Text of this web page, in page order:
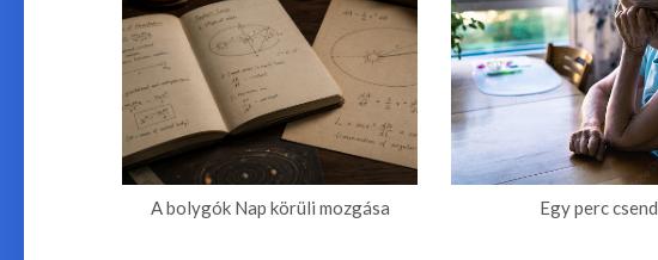
A bolygók Nap körüli mozgása Egy perc csend